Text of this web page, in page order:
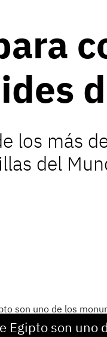
los más
del
Egipto son uno